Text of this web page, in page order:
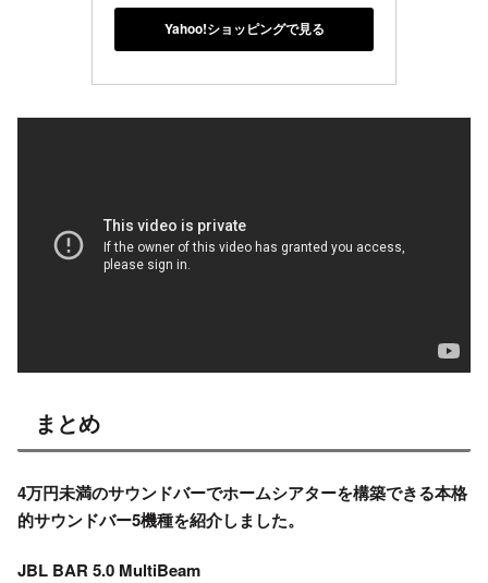
Yahoo!ショッピングで見る
まとめ
4万円未満のサウンドバーでホームシアターを構築できる本格
的サウンドバー5機種を紹介しました。
JBL BAR 5.0 MultiBeam